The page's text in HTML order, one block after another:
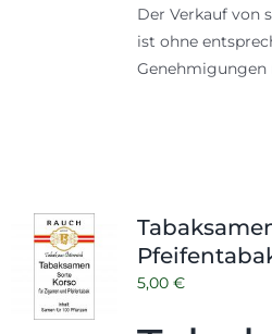
Der Verkauf von
ist ohne
5,00 €